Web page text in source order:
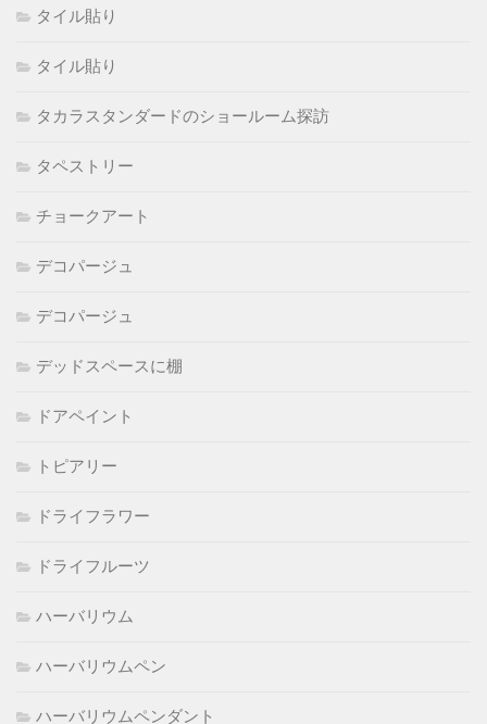
タイル貼り
タイル貼り
タカラスタンダードのショールーム探訪
タペストリー
チョークアート
デコパージュ
デコパージュ
デッドスペースに棚
ドアペイント
トピアリー
ドライフラワー
ドライフルーツ
ハーバリウム
ハーバリウムペン
ハーバリウムペンダント